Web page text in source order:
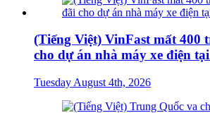
(Tiếng Việt) VinFast mất 400
cho dự án nhà máy xe điện
Tuesday August 4th, 2026